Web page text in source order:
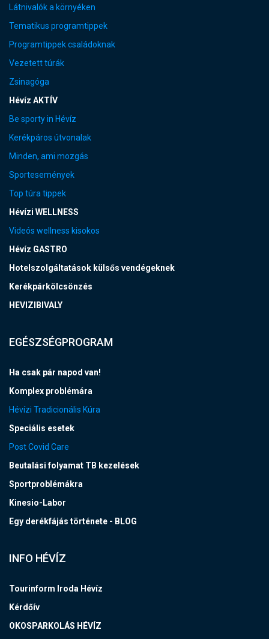
Látnivalók a környéken
Tematikus programtippek
Programtippek családoknak
Vezetett túrák
Zsinagóga
Hévíz AKTÍV
Be sporty in Hévíz
Kerékpáros útvonalak
Minden, ami mozgás
Sportesemények
Top túra tippek
Hévízi WELLNESS
Videós wellness kisokos
Hévíz GASTRO
Hotelszolgáltatások külsős vendégeknek
Kerékpárkölcsönzés
HEVIZIBIVALY
EGÉSZSÉGPROGRAM
Ha csak pár napod van!
Komplex problémára
Hévízi Tradicionális Kúra
Speciális esetek
Post Covid Care
Beutalási folyamat TB kezelések
Sportproblémákra
Kinesio-Labor
Egy derékfájás története - BLOG
INFO HÉVÍZ
Tourinform Iroda Hévíz
Kérdőív
OKOSPARKOLÁS HÉVÍZ